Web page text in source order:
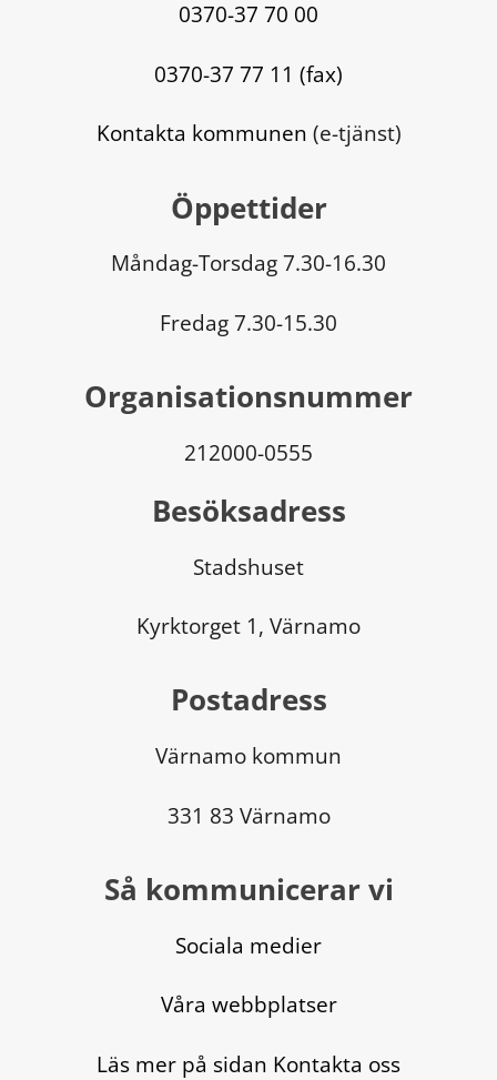
0370-37 70 00
0370-37 77 11 (fax)
Kontakta kommunen (e-tjänst)
Öppettider
Måndag-Torsdag 7.30-16.30
Fredag 7.30-15.30
Organisationsnummer
212000-0555
Besöksadress
Stadshuset
Kyrktorget 1, Värnamo
Postadress
Värnamo kommun
331 83 Värnamo
Så kommunicerar vi
Sociala medier
Våra webbplatser
Läs mer på sidan Kontakta oss